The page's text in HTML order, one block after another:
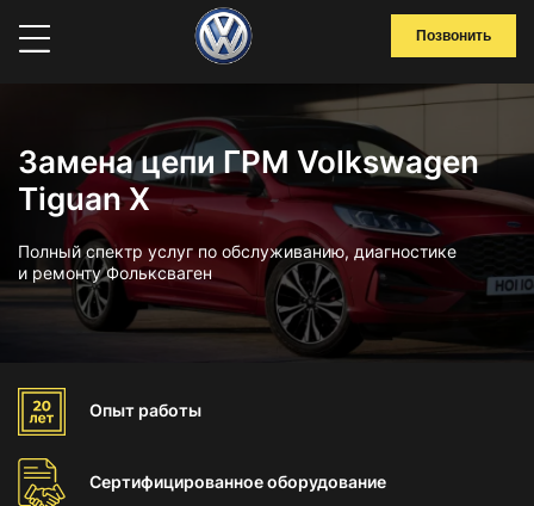
Позвонить
Замена цепи ГРМ Volkswagen
Tiguan X
Полный спектр услуг по обслуживанию, диагностике
и ремонту Фольксваген
Опыт работы
Сертифицированноеоборудование